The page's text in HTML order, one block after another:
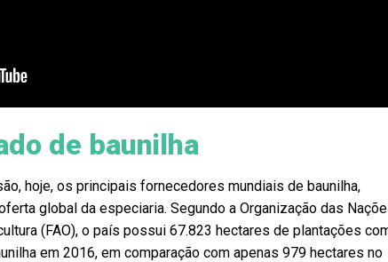
de baunilha
hoje, os principais fornecedores mundiais de baunilha,
global da especiaria. Segundo a Organização das
(FAO), o país possui 67.823 hectares de plantações
em 2016, em comparação com apenas 979 hectares no